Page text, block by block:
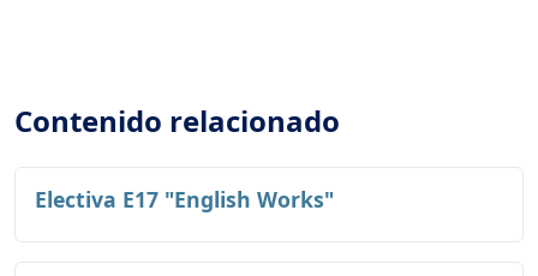
Contenido relacionado
Electiva E17 "English Works"